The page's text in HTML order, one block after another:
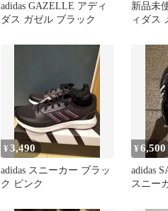
adidas GAZELLE アディ
ダス ガゼル ブラック
新品未
ィダス
¥3,490
adidas スニーカー ブラッ
ク ピンク
¥6,500
adidas
スニー